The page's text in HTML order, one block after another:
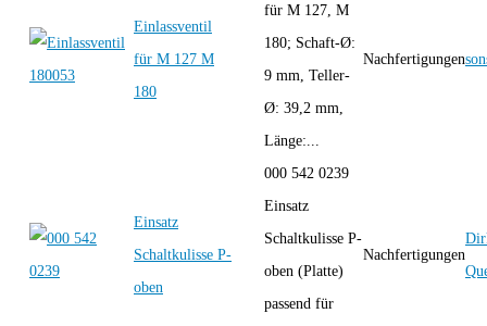
Einlassventil
für M 127 M
180
für M 127, M
180; Schaft-Ø:
9 mm, Teller-
Ø: 39,2 mm,
Länge:...
Nachfertigungen
Einsatz
Schaltkulisse P-
oben
000 542 0239
Einsatz
Schaltkulisse P-
oben (Platte)
passend für
Nachfertigungen